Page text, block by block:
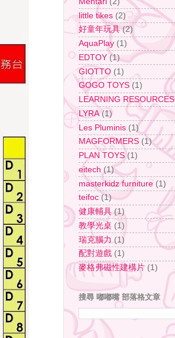
little tikes (2)
好童年玩具 (2)
AquaPlay (1)
EDTOY (1)
GIOTTO (1)
GOGO TOYS (1)
LEARNING RESOURCES
LYRA (1)
Les Pluminis (1)
MAGFORMERS (1)
PLAN TOYS (1)
eitech (1)
masterkidz furniture (1)
teifoc (1)
健康輔具 (1)
教學光桌 (1)
瑞克腦力 (1)
配對遊戲 (1)
麥格弗磁性建構片 (1)
搜尋 嘟嘟嘴 部落格文章